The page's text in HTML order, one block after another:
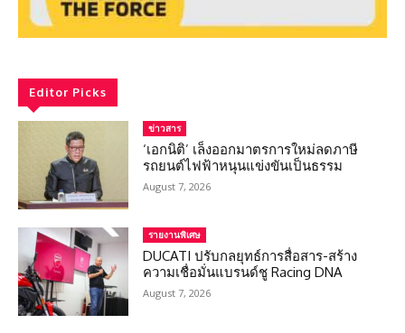
Editor Picks
ข่าวสาร
‘เอกนิติ’ เล็งออกมาตรการใหม่ลดภาษี
รถยนต์ไฟฟ้าหนุนแข่งขันเป็นธรรม
August 7, 2026
รายงานพิเศษ
DUCATI ปรับกลยุทธ์การสื่อสาร-สร้าง
ความเชื่อมั่นแบรนด์ชู Racing DNA
August 7, 2026